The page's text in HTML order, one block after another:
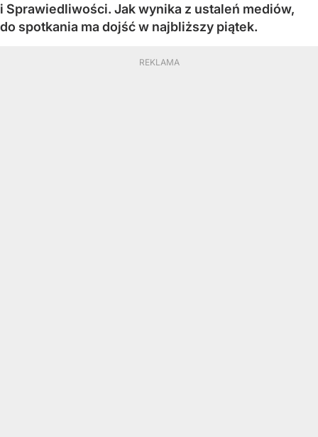
i Sprawiedliwości. Jak wynika z ustaleń mediów,
do spotkania ma dojść w najbliższy piątek.